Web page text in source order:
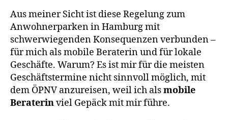
Aus meiner Sicht ist diese Regelung zum
Anwohnerparken in Hamburg mit
schwerwiegenden Konsequenzen verbunden –
für mich als mobile Beraterin und für lokale
Geschäfte. Warum? Es ist mir für die meisten
Geschäftstermine nicht sinnvoll möglich, mit
dem ÖPNV anzureisen, weil ich alsmobile
Beraterinviel Gepäck mit mir führe.